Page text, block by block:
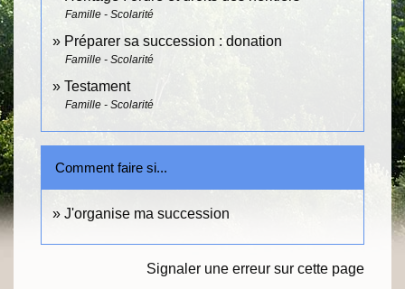
Famille - Scolarité
Préparer sa succession : donation
Famille - Scolarité
Testament
Famille - Scolarité
Comment faire si...
J'organise ma succession
Signaler une erreur sur cette page